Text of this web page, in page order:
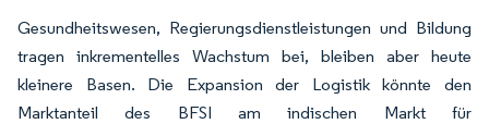
Gesundheitswesen, Regierungsdienstleistungen und Bildung
tragen inkrementelles Wachstum bei, bleiben aber heute
kleinere Basen. Die Expansion der Logistik könnte den
Marktanteil des BFSI am indischen Markt für